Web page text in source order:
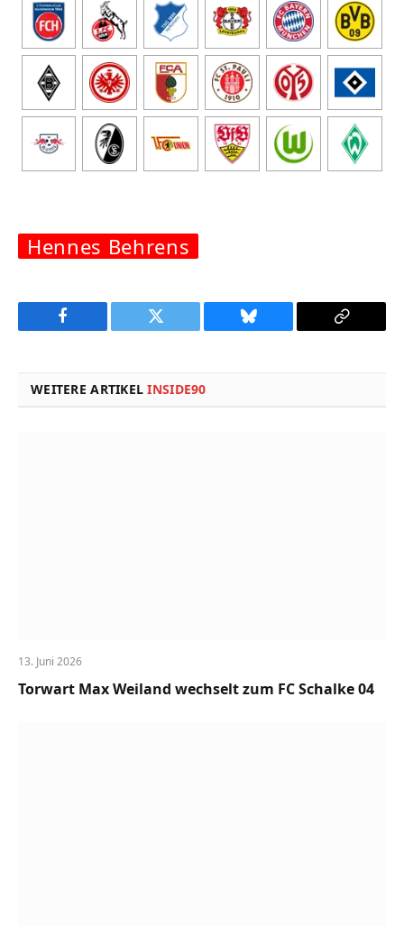
Hennes Behrens
Facebook Twitter Bluesky
Copy
WEITERE ARTIKELINSIDE90
13. Juni 2026
Torwart Max Weiland wechselt zum FC Schalke 04